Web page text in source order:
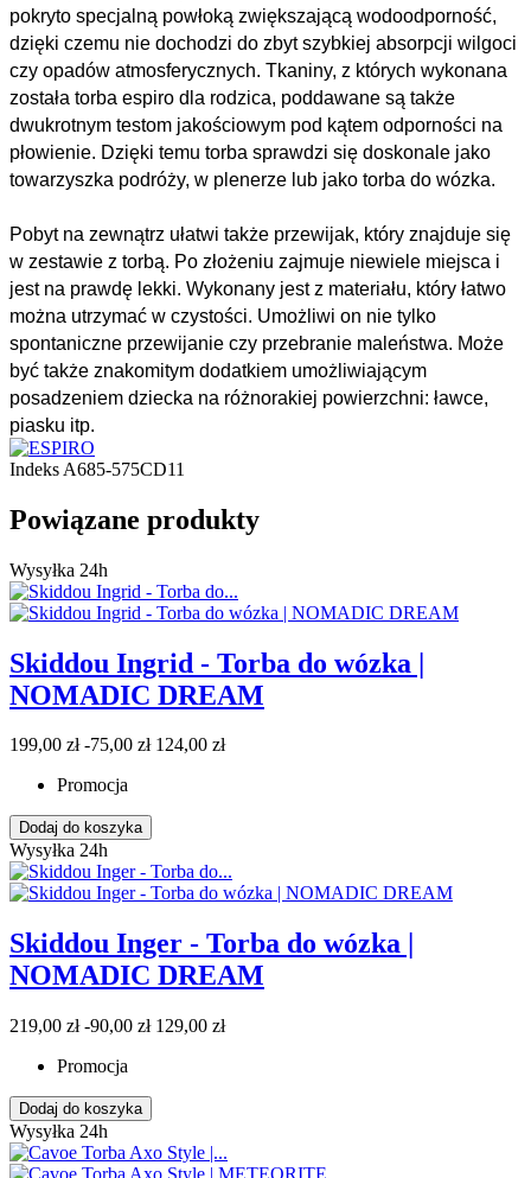
pokryto specjalną powłoką zwiększającą wodoodporność,
dzięki czemu nie dochodzi do zbyt szybkiej absorpcji wilgoci
czy opadów atmosferycznych. Tkaniny, z których wykonana
została torba espiro dla rodzica, poddawane są także
dwukrotnym testom jakościowym pod kątem odporności na
płowienie. Dzięki temu torba sprawdzi się doskonale jako
towarzyszka podróży, w plenerze lub jako torba do wózka.
Pobyt na zewnątrz ułatwi także przewijak, który znajduje się
w zestawie z torbą. Po złożeniu zajmuje niewiele miejsca i
jest na prawdę lekki. Wykonany jest z materiału, który łatwo
można utrzymać w czystości. Umożliwi on nie tylko
spontaniczne przewijanie czy przebranie maleństwa. Może
być także znakomitym dodatkiem umożliwiającym
posadzeniem dziecka na różnorakiej powierzchni: ławce,
piasku itp.
Indeks A685-575CD11
Powiązane produkty
Wysyłka 24h
Skiddou Ingrid - Torba do wózka |
NOMADIC DREAM
199,00 zł -75,00 zł 124,00 zł
Promocja
Dodaj do koszyka
Wysyłka 24h
Skiddou Inger - Torba do wózka |
NOMADIC DREAM
219,00 zł -90,00 zł 129,00 zł
Promocja
Dodaj do koszyka
Wysyłka 24h